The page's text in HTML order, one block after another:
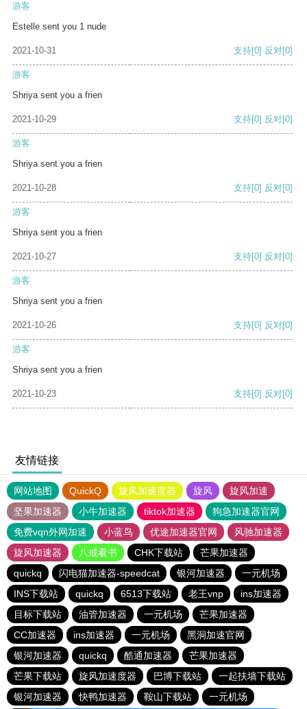
游客
Estelle sent you 1 nude
2021-10-31 支持[0] 反对[0]
游客
Shriya sent you a frien
2021-10-29 支持[0] 反对[0]
游客
Shriya sent you a frien
2021-10-28 支持[0] 反对[0]
游客
Shriya sent you a frien
2021-10-27 支持[0] 反对[0]
游客
Shriya sent you a frien
2021-10-26 支持[0] 反对[0]
游客
Shriya sent you a frien
2021-10-23 支持[0] 反对[0]
友情链接
网站地图 QuickQ 旋风加速度器 旋风
旋风加速
坚果加速器
小牛加速器 tiktok加速器
狗急加速器官网
免费vqn外网加速
小蓝鸟 优途加速器官网
风驰加速器
旋风加速器
八戒看书 CHK下载站
芒果加速器
quickq
闪电猫加速器-speedcat 银河加速器
一元机场
INS下载站
quickq 6513下载站 老王vnp
ins加速器
目标下载站
油管加速器 一元机场
芒果加速器
CC加速器
ins加速器 一元机场
黑洞加速官网
银河加速器
quickq 酷通加速器
芒果加速器
芒果下载站
旋风加速度器 巴博下载站
一起扶墙下载站
银河加速器
快鸭加速器 鞍山下载站 一元机场